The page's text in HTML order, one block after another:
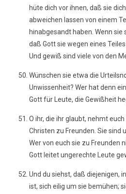
hüte dich vor ihnen, daß sie
abweichen lassen von einem
hinabgesandt haben. Wenn sie
daß Gott sie wegen eines
Und gewiß sind viele von den
Wünschen sie etwa die
Unwissenheit? Wer hat denn
Gott für Leute, die Gewißheit
O ihr, die ihr glaubt, nehmt
Christen zu Freunden. Sie sind
Wer von euch sie zu Freunden
Gott leitet ungerechte Leute
Und du siehst, daß diejenigen,
ist, sich eilig um sie bemühen;